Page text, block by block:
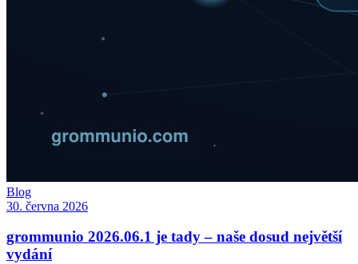
Blog
30. června 2026
grommunio 2026.06.1 je tady – naše dosud největší
vydání